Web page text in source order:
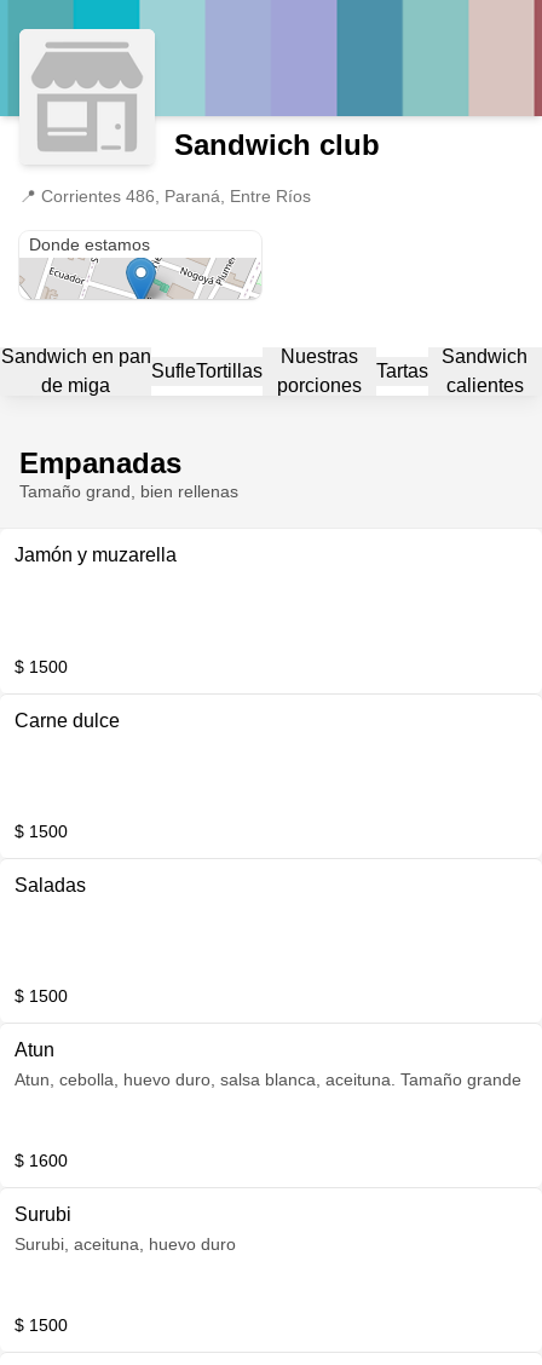
Sandwich club
📍 Corrientes 486, Paraná, Entre Ríos
Donde estamos
Sandwich en pan
de miga
SufleTortillas
Nuestras
porciones
Tartas
Sandwich
calientes
Empanadas
Tamaño grand, bien rellenas
Jamón y muzarella
$ 1500
Carne dulce
$ 1500
Saladas
$ 1500
Atun
Atun, cebolla, huevo duro, salsa blanca, aceituna. Tamaño grande
$ 1600
Surubi
Surubi, aceituna, huevo duro
$ 1500